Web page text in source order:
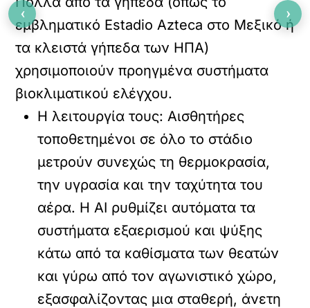
εμβληματικό Estadio Azteca στο Μεξικό ή
τα κλειστά γήπεδα των ΗΠΑ)
χρησιμοποιούνπροηγμένα συστήματα
βιοκλιματικού ελέγχου.
Η λειτουργία τους: Αισθητήρες
τοποθετημένοι σε όλο το στάδιο
μετρούν συνεχώς τη θερμοκρασία,
την υγρασία και την ταχύτητα του
αέρα. Η AI ρυθμίζει αυτόματα τα
συστήματα εξαερισμού και ψύξης
κάτω από τα καθίσματα των θεατών
και γύρω από τον αγωνιστικό χώρο,
εξασφαλίζοντας μια σταθερή, άνετη
‹ ›